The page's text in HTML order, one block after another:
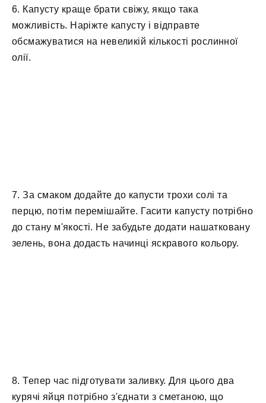
6. Капусту краще брати свіжу, якщо така
можливість. Наріжте капусту і відправте
обсмажуватися на невеликій кількості рослинної
олії.
7. За смаком додайте до капусти трохи солі та
перцю, потім перемішайте. Гасити капусту потрібно
до стану м'якості. Не забудьте додати нашатковану
зелень, вона додасть начинці яскравого кольору.
8. Тепер час підготувати заливку. Для цього два
курячі яйця потрібно з'єднати з сметаною, що